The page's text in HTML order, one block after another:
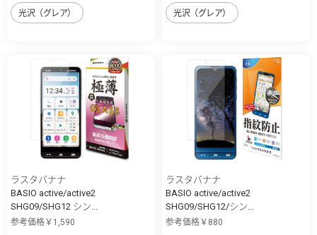
光沢（グレア） 光沢（グレア）
ラスタバナナ
BASIO active/active2
SHG09/SHG12 シン...
参考価格￥1,590
ラスタバナナ
BASIO active/active2
SHG09/SHG12/シン...
参考価格￥880